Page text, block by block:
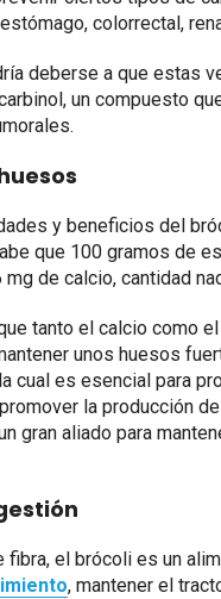
colorrectal,
deberse a que estas
un compuesto
y beneficios del
que 100 gramos de
de calcio, cantidad
tanto el calcio como
unos huesos
cual es esencial para
la producción
gran aliado para
fibra, el brócoli es un
, mantener el